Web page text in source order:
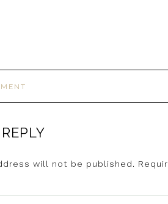
will not be published.